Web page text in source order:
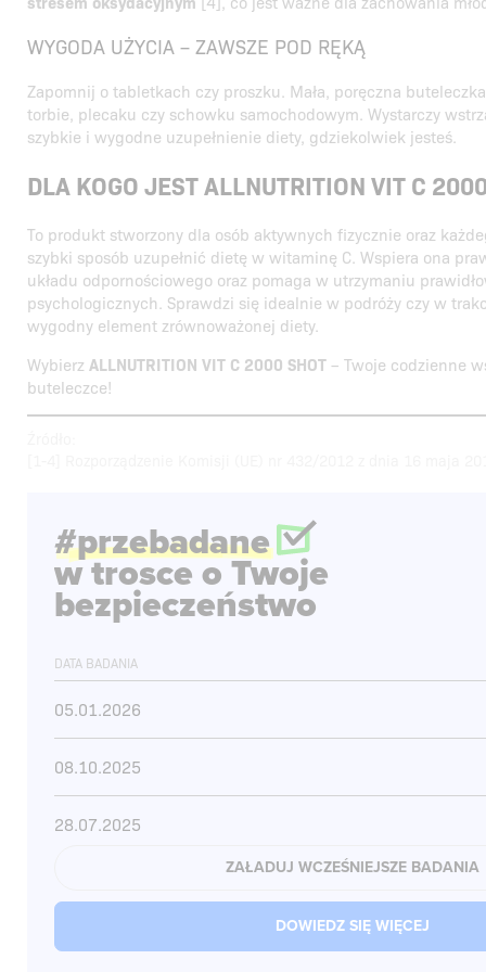
WYGODA UŻYCIA – ZAWSZE POD RĘKĄ
Zapomnij o tabletkach czy proszku. Mała, poręczna
torbie, plecaku czy schowku samochodowym. Wystarczy
szybkie i wygodne uzupełnienie diety, gdziekolwiek jesteś.
DLA KOGO JEST ALLNUTRITION VIT C
To produkt stworzony dla osób aktywnych fizycznie oraz
szybki sposób uzupełnić dietę w witaminę C. Wspiera ona
układu odpornościowego oraz pomaga w utrzymaniu
psychologicznych. Sprawdzi się idealnie w podróży czy w
wygodny element zrównoważonej diety.
Wybierz ALLNUTRITION VIT C 2000 SHOT– Twoje codzienne
buteleczce!
#przebadane
w trosce o Twoje
bezpieczeństwo
DATA BADANIA
05.01.2026
08.10.2025
28.07.2025
ZAŁADUJ WCZEŚNIEJSZE BADANIA
DOWIEDZ SIĘ WIĘCEJ